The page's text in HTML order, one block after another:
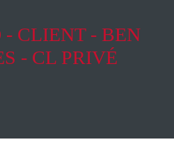
- CLIENT - BEN
- CL PRIVÉ